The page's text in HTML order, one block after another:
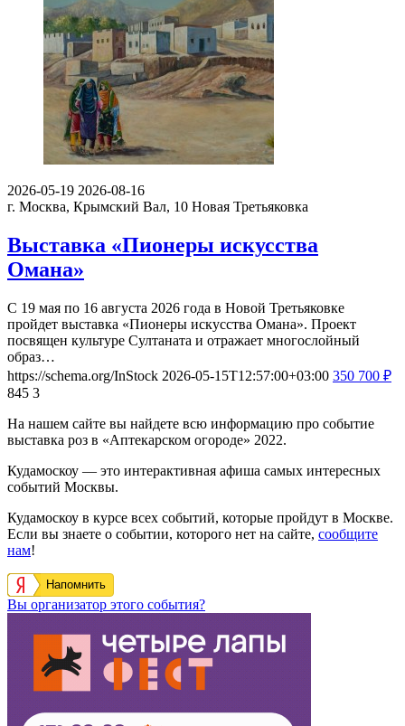
2026-05-19 2026-08-16
г. Москва, Крымский Вал, 10 Новая Третьяковка
Выставка «Пионеры искусства
Омана»
С 19 мая по 16 августа 2026 года в Новой Третьяковке
пройдет выставка «Пионеры искусства Омана». Проект
посвящен культуре Султаната и отражает многослойный
образ…
https://schema.org/InStock 2026-05-15T12:57:00+03:00 350 700 ₽
845 3
На нашем сайте вы найдете всю информацию про событие
выставка роз в «Аптекарском огороде» 2022.
Кудамоскоу — это интерактивная афиша самых интересных
событий Москвы.
Кудамоскоу в курсе всех событий, которые пройдут в Москве.
Если вы знаете о событии, которого нет на сайте, сообщите
нам!
Напомнить
Вы организатор этого события?